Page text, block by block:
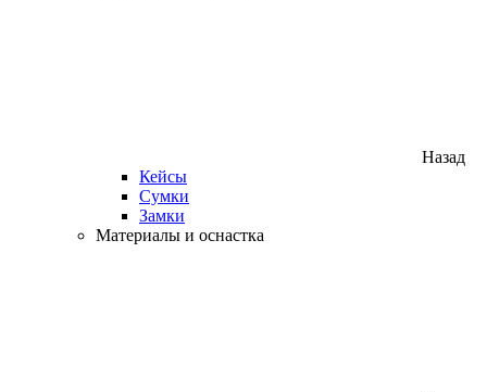
Назад
Кейсы
Сумки
Замки
Материалы и оснастка